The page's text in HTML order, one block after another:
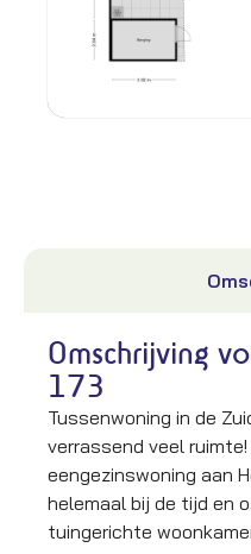
Omschrijving
173
Tussenwoning in de
verrassend veel ruimte!
eengezinswoning aan
helemaal bij de tijd en
tuingerichte